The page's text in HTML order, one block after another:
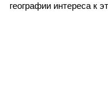
географии интереса к